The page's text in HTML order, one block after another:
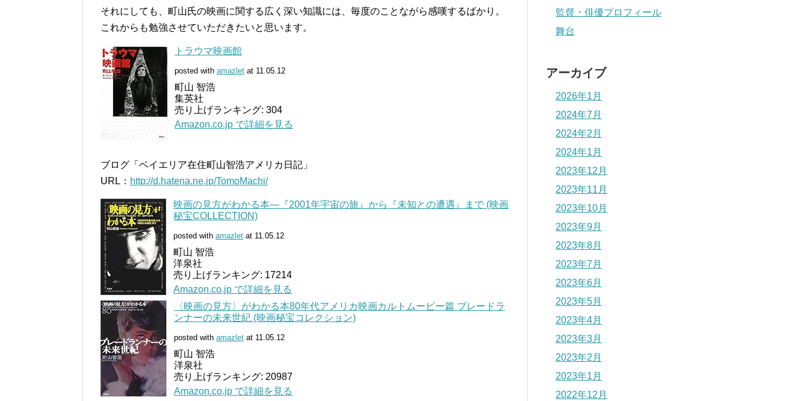
それにしても、町山氏の映画に関する広く深い知識には、毎度のことながら感嘆するばかり。
これからも勉強させていただきたいと思います。
トラウマ映画館
posted with amazlet at 11.05.12
町山 智浩
集英社
売り上げランキング: 304
Amazon.co.jp で詳細を見る
ブログ「ベイエリア在住町山智浩アメリカ日記」
URL： http://d.hatena.ne.jp/TomoMachi/
映画の見方がわかる本―『2001年宇宙の旅』から『未知との遭遇』まで (映画
秘宝COLLECTION)
posted with amazlet at 11.05.12
町山 智浩
洋泉社
売り上げランキング: 17214
Amazon.co.jp で詳細を見る
〈映画の見方〉がわかる本80年代アメリカ映画カルトムービー篇 ブレードラ
ンナーの未来世紀 (映画秘宝コレクション)
posted with amazlet at 11.05.12
町山 智浩
洋泉社
売り上げランキング: 20987
Amazon.co.jp で詳細を見る
監督・俳優プロフィール
舞台
アーカイブ
2026年1月
2024年7月
2024年2月
2024年1月
2023年12月
2023年11月
2023年10月
2023年9月
2023年8月
2023年7月
2023年6月
2023年5月
2023年4月
2023年3月
2023年2月
2023年1月
2022年12月